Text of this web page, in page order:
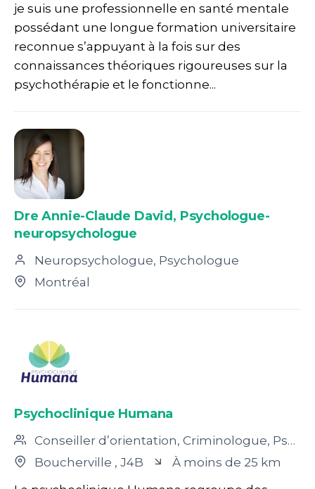
je suis une professionnelle en santé mentale
possédant une longue formation universitaire
reconnue s’appuyant à la fois sur des
connaissances théoriques rigoureuses sur la
psychothérapie et le fonctionne...
Dre Annie-Claude David, Psychologue-
neuropsychologue
Neuropsychologue, Psychologue
Montréal
Psychoclinique Humana
Conseiller d’orientation, Criminologue, Psychologue, Psychoéducateur, Travailleur social, Psychothérapeute
Boucherville , J4B
À moins de 25 km